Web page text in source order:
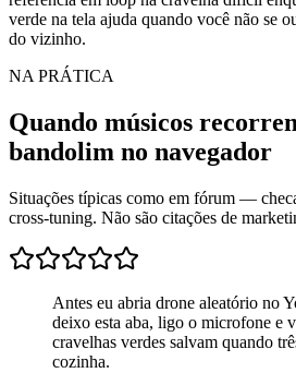
verde na tela ajuda quando você não se
do vizinho.
NA PRÁTICA
Quando músicos
bandolim no navegador
Situações típicas como em fórum —
cross-tuning. Não são citações de
Antes eu abria drone aleatório no
deixo esta aba, ligo o microfone e
cravelhas verdes salvam quando
cozinha.